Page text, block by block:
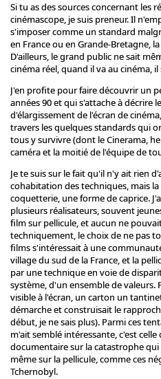
Si tu as des sources concernant les
cinémascope, je suis preneur. Il
s'imposer comme un standard
en France ou en Grande-Bretagne,
D'ailleurs, le grand public ne sait
cinéma réel, quand il va au cinéma,
J'en profite pour faire découvrir un
années 90 et qui s'attache à décrire
d'élargissement de l'écran de
travers les quelques standards qui
tous y survivre (dont le Cinerama,
caméra et la moitié de l'équipe de
Je te suis sur le fait qu'il n'y ait rien
cohabitation des techniques, mais
coquetterie, une forme de caprice.
plusieurs réalisateurs, souvent
film sur pellicule, et aucun ne
techniquement, le choix de ne pas
films s'intéressait à une
village du sud de la France, et la
par une technique en voie de
système, d'un ensemble de
visible à l'écran, un carton un
démarche et construisait le
début, je ne sais plus). Parmi ces
m'ait semblé intéressante, c'est celle
documentaire sur la catastrophe
même sur la pellicule, comme ces
Tchernobyl.